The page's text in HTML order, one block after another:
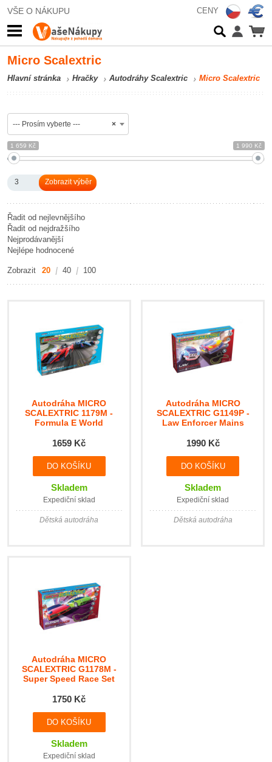
VŠE O NÁKUPU CENY
Micro Scalextric
Hlavní stránka Hračky Autodráhy Scalextric Micro Scalextric
×
--- Prosím vyberte ---
1 659 Kč 1 990 Kč
3
Řadit od nejlevnějšího
Řadit od nejdražšího
Nejprodávanější
Nejlépe hodnocené
Zobrazit 20 40 100
Autodráha MICRO
SCALEXTRIC 1179M -
Formula E World
1659 Kč
Skladem
Expediční sklad
Dětská autodráha
Autodráha MICRO
SCALEXTRIC G1149P -
Law Enforcer Mains
1990 Kč
Skladem
Expediční sklad
Dětská autodráha
Autodráha MICRO
SCALEXTRIC G1178M -
Super Speed Race Set
1750 Kč
Skladem
Expediční sklad